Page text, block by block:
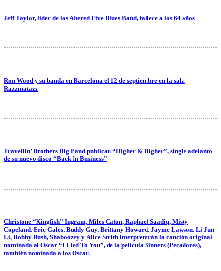
Jeff Taylor, lider de los Altered Five Blues Band, fallece a los 64 años
Ron Wood y su banda en Barcelona el 12 de septiembre en la sala
Razzmatazz
Travellin’ Brothers Big Band publican “Higher & Higher”, single adelanto
de su nuevo disco “Back In Business”
Christone “Kingfish” Ingram, Miles Caton, Raphael Saadiq, Misty
Copeland, Eric Gales, Buddy Guy, Brittany Howard, Jayme Lawson, Li Jun
Li, Bobby Rush, Shaboozey y Alice Smith interpretarán la canción original
nominada al Oscar “I Lied To You”, de la película Sinners (Pecadores),
también nominada a los Oscar.